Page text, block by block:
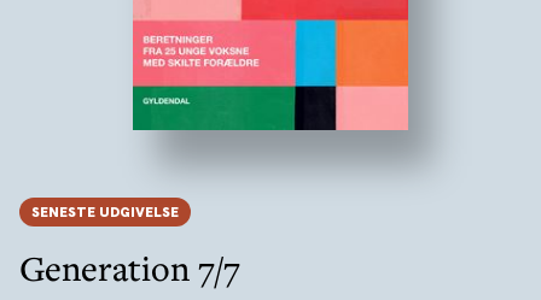
SENESTE UDGIVELSE
Generation 7/7